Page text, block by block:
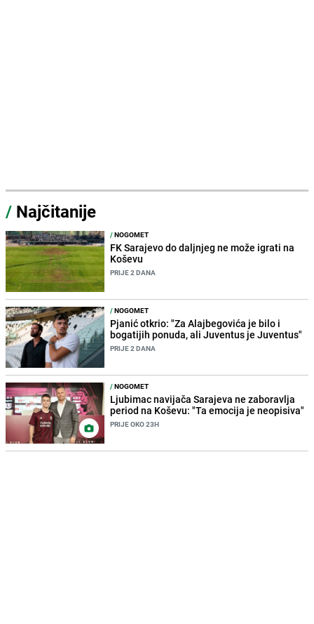
/ Najčitanije
/NOGOMET
FK Sarajevo do daljnjeg ne može igrati na
Koševu
PRIJE 2 DANA
/NOGOMET
Pjanić otkrio: "Za Alajbegovića je bilo i
bogatijih ponuda, ali Juventus je Juventus"
PRIJE 2 DANA
/NOGOMET
Ljubimac navijača Sarajeva ne zaboravlja
period na Koševu: "Ta emocija je neopisiva"
PRIJE OKO 23H